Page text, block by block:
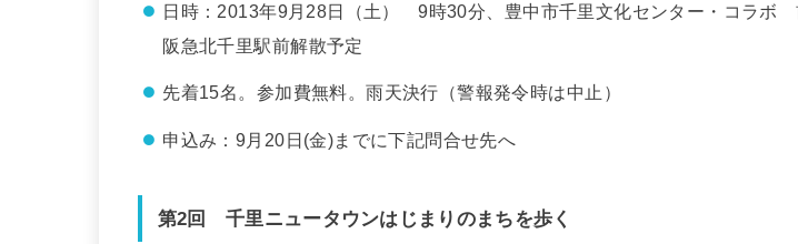
日時：2013年9月28日（土） 9時30分、豊中市千里文化センター・コラボ
阪急北千里駅前解散予定
先着15名。参加費無料。雨天決行（警報発令時は中止）
申込み：9月20日(金)までに下記問合せ先へ
第2回 千里ニュータウンはじまりのまちを歩く